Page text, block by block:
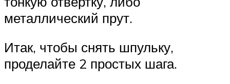
металлический прут.
Итак, чтобы снять шпульку,
проделайте 2 простых шага.